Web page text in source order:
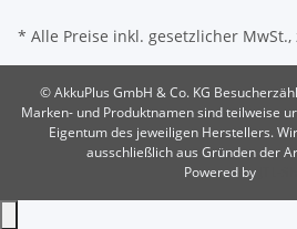
* Alle Preise inkl. gesetzlicher MwSt.,
© AkkuPlus GmbH & Co. KG
Marken- und Produktnamen sind teilweise
Eigentum des jeweiligen Herstellers.
ausschließlich aus Gründen der
Powered by